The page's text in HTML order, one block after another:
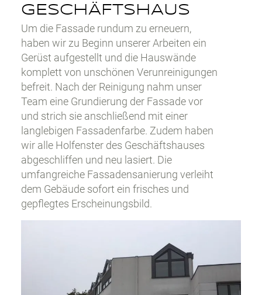
GESCHÄFTSHAUS
Um die Fassade rundum zu erneuern,
haben wir zu Beginn unserer Arbeiten ein
Gerüst aufgestellt und die Hauswände
komplett von unschönen Verunreinigungen
befreit. Nach der Reinigung nahm unser
Team eine Grundierung der Fassade vor
und strich sie anschließend mit einer
langlebigen Fassadenfarbe. Zudem haben
wir alle Holfenster des Geschäftshauses
abgeschliffen und neu lasiert. Die
umfangreiche Fassadensanierung verleiht
dem Gebäude sofort ein frisches und
gepflegtes Erscheinungsbild.